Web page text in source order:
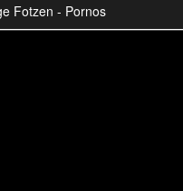
Fotzen - Pornos